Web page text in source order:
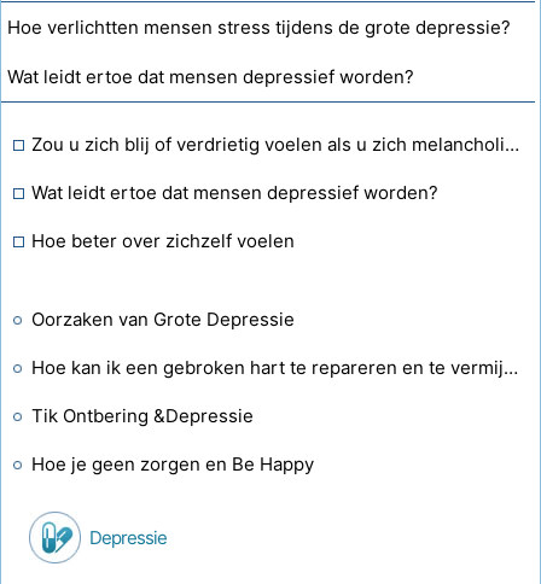
Hoe verlichtten mensen stress tijdens de grote depressie?
Wat leidt ertoe dat mensen depressief worden?
Zou u zich blij of verdrietig voelen als u zich melancholisch voelde?
Wat leidt ertoe dat mensen depressief worden?
Hoe beter over zichzelf voelen
Oorzaken van Grote Depressie
Hoe kan ik een gebroken hart te repareren en te vermijden Depressie
Tik Ontbering &Depressie
Hoe je geen zorgen en Be Happy
Depressie